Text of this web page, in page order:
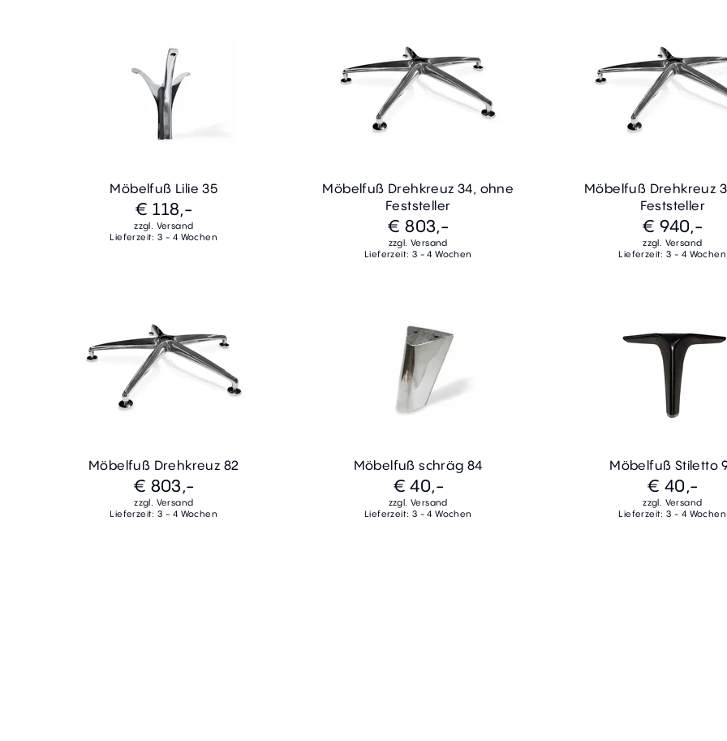
Möbelfuß Lilie 35
€ 118,-
zzgl. Versand
Lieferzeit: 3 - 4 Wochen
Möbelfuß Drehkreuz 34, ohne
Feststeller
€ 803,-
zzgl. Versand
Lieferzeit: 3 - 4 Wochen
Möbelfuß Drehkreuz
Feststeller
€ 940,-
zzgl. Versand
Lieferzeit: 3 - 4 Wochen
Möbelfuß Drehkreuz 82
€ 803,-
zzgl. Versand
Lieferzeit: 3 - 4 Wochen
Möbelfuß schräg 84
€ 40,-
zzgl. Versand
Lieferzeit: 3 - 4 Wochen
Möbelfuß Stiletto
€ 40,-
zzgl. Versand
Lieferzeit: 3 - 4 Wochen